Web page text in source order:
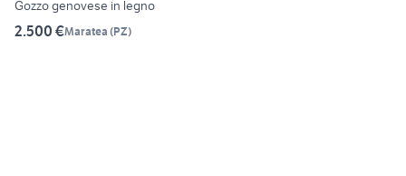
Gozzo genovese in legno
2.500 €Maratea (PZ)